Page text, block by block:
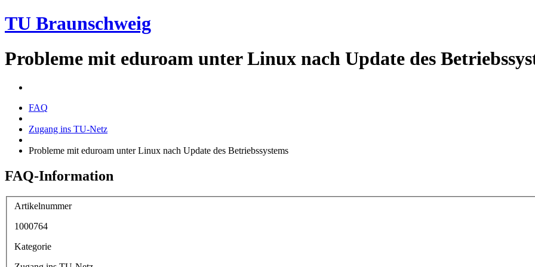
TU Braunschweig
Probleme mit eduroam unter Linux nach Update des
FAQ
Zugang ins TU-Netz
Probleme mit eduroam unter Linux nach Update des Betriebssystems
FAQ-Information
Artikelnummer
1000764
Kategorie